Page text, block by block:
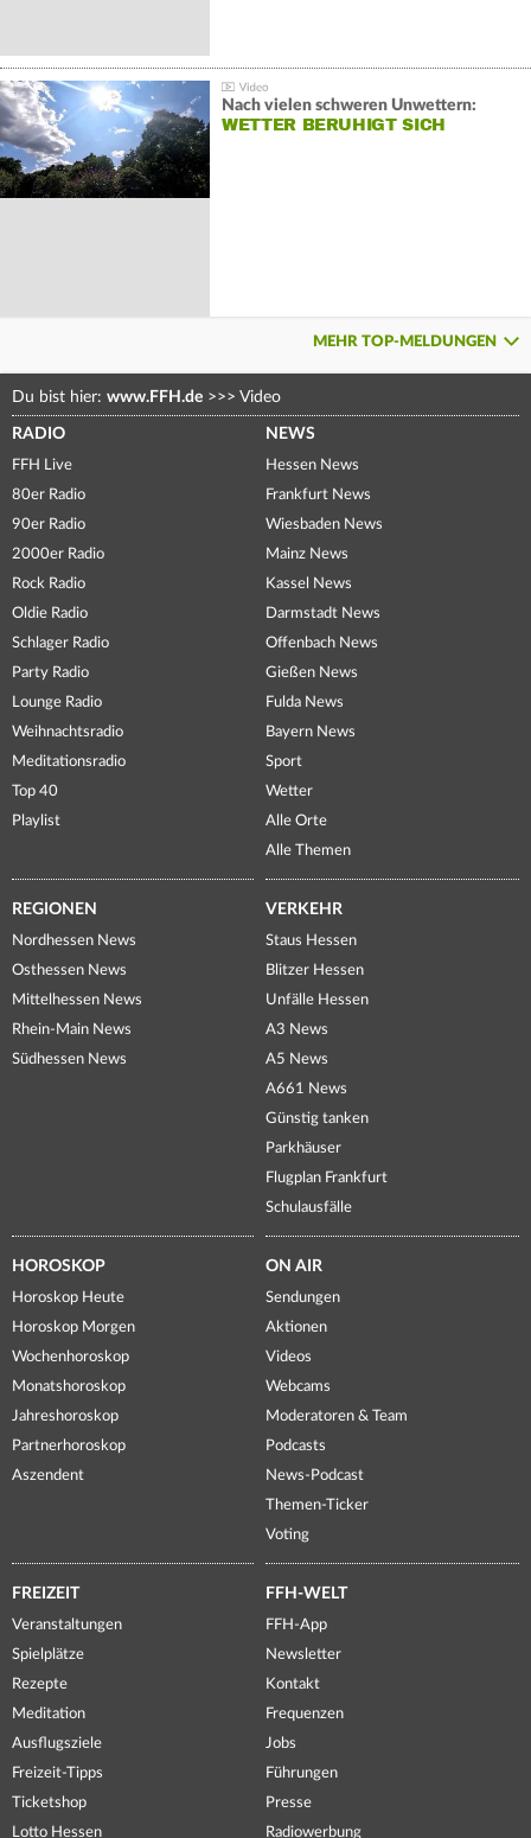
Nach vielen schweren Unwettern:
WETTER BERUHIGT SICH
MEHR TOP-MELDUNGEN
Du bist hier: www.FFH.de >>> Video
RADIO
FFH Live
80er Radio
90er Radio
2000er Radio
Rock Radio
Oldie Radio
Schlager Radio
Party Radio
Lounge Radio
Weihnachtsradio
Meditationsradio
Top 40
Playlist
NEWS
Hessen News
Frankfurt News
Wiesbaden News
Mainz News
Kassel News
Darmstadt News
Offenbach News
Gießen News
Fulda News
Bayern News
Sport
Wetter
Alle Orte
Alle Themen
REGIONEN
Nordhessen News
Osthessen News
Mittelhessen News
Rhein-Main News
Südhessen News
VERKEHR
Staus Hessen
Blitzer Hessen
Unfälle Hessen
A3 News
A5 News
A661 News
Günstig tanken
Parkhäuser
Flugplan Frankfurt
Schulausfälle
HOROSKOP
Horoskop Heute
Horoskop Morgen
Wochenhoroskop
Monatshoroskop
Jahreshoroskop
Partnerhoroskop
Aszendent
ON AIR
Sendungen
Aktionen
Videos
Webcams
Moderatoren & Team
Podcasts
News-Podcast
Themen-Ticker
Voting
FREIZEIT
Veranstaltungen
Spielplätze
Rezepte
Meditation
Ausflugsziele
Freizeit-Tipps
Ticketshop
Lotto Hessen
FFH-WELT
FFH-App
Newsletter
Kontakt
Frequenzen
Jobs
Führungen
Presse
Radiowerbung